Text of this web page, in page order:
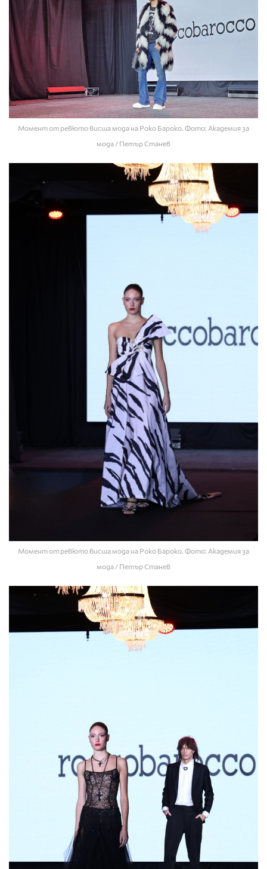
Момент от ревюто висша мода на Роко Бароко. Фото: Академия за
мода / Петър Станев
Момент от ревюто висша мода на Роко Бароко. Фото: Академия за
мода / Петър Станев